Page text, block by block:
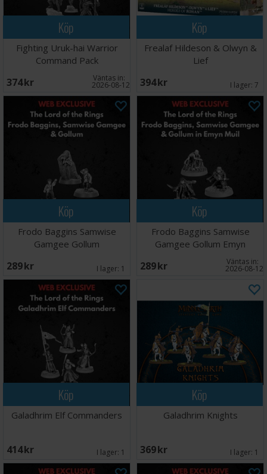
Köp
Fighting Uruk-hai Warrior
Command Pack
374 SEK Väntas in:
2026-08-12
Köp
Frealaf Hildeson & Olwyn &
Lief
394 SEK I lager: 7
Köp
Frodo Baggins Samwise
Gamgee Gollum
289 SEK I lager: 1
Köp
Frodo Baggins Samwise
Gamgee Gollum Emyn
289 SEK Väntas in:
2026-08-12
Köp
Galadhrim Elf Commanders
414 SEK I lager: 1
Köp
Galadhrim Knights
369 SEK I lager: 1